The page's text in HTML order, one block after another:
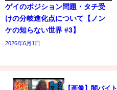
ゲイのポジション問題・タチ受
けの分岐進化点について【ノン
ケの知らない世界 #3】
2026年6月1日
【画像】闇バイ